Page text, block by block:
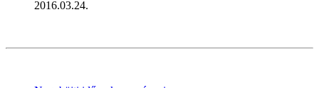
2016.03.24.